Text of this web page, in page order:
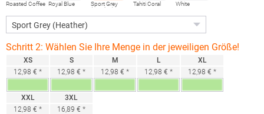
Roasted Coffee Royal Blue
Sport Grey
(Heather)
Tahiti Coral White
Schritt 2: Wählen Sie Ihre Menge in der jeweiligen Größe!
XS
12,98 € *
S
12,98 € *
M
12,98 € *
L
12,98 € *
XL
12,98 € *
XXL
12,98 € *
3XL
16,89 € *